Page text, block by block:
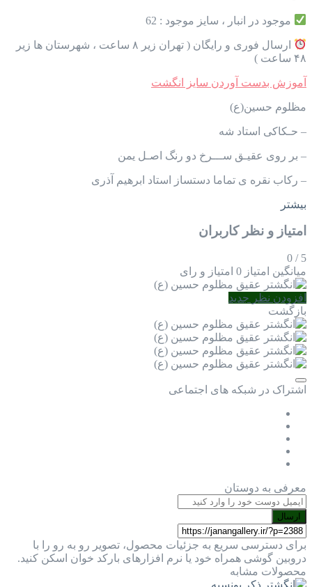
موجود در انبار ، سایز موجود : 62
ارسال فوری و رایگان ( تهران زیر ۸ ساعت ، شهرستان ها زیر
۴۸ ساعت )
آموزش بدست آوردن سایز انگشت
مظلوم حسین(ع)
– حـکاکی استاد شه
– بر روی عقیـق ســـرخ دو رنگ اصـل یمن
– رکاب نقره ی تماما دستساز استاد ابرهیم آذری
بیشتر
امتیاز و نظر کاربران
5
/
0
میانگین امتیاز 0 امتیاز و رای
افزودن نظر جدید
بازگشت
اشتراک در شبکه های اجتماعی
معرفی به دوستان
ارسال
برای دسترسی سریع به جزئیات محصول، تصویر رو به رو را با
دروبین گوشی همراه خود یا نرم افزارهای بارکد خوان اسکن کنید.
محصولات مشابه